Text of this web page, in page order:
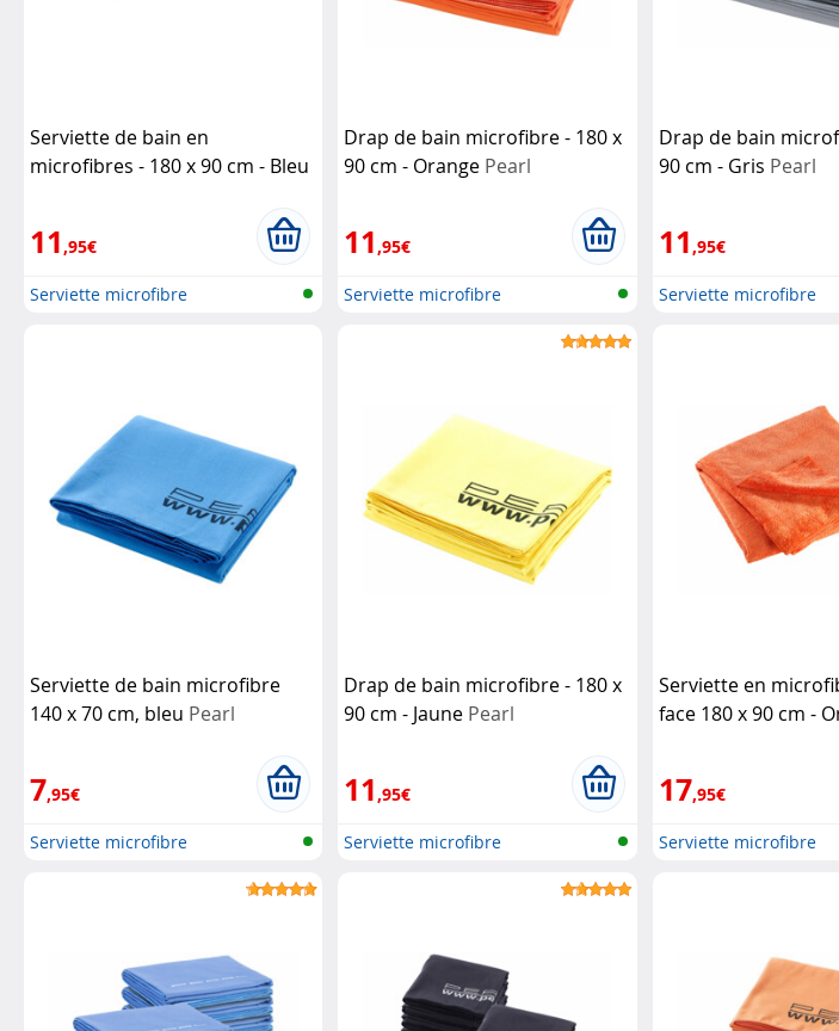
Serviette de bain en
microfibres - 180 x 90 cm - Bleu
11,95€
Serviette microfibre
Drap de bain microfibre - 180 x
90 cm - Orange Pearl
11,95€
Serviette microfibre
Drap de bain
90 cm - Gris Pearl
11,95€
Serviette microfibre
Serviette de bain microfibre
140 x 70 cm, bleu Pearl
7,95€
Serviette microfibre
Drap de bain microfibre - 180 x
90 cm - Jaune Pearl
11,95€
Serviette microfibre
Serviette en
face 180 x 90 cm -
17,95€
Serviette microfibre